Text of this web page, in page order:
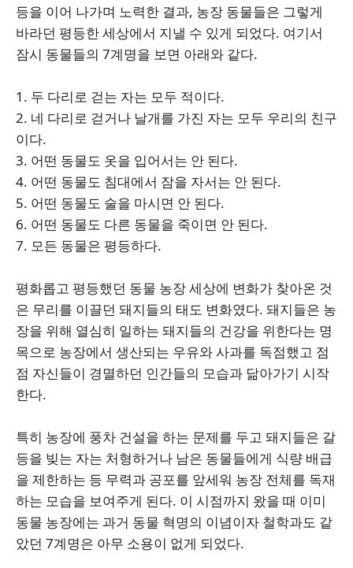
등을 이어 나가며 노력한 결과, 농장 동물들은 그렇게
바라던 평등한 세상에서 지낼 수 있게 되었다. 여기서
잠시 동물들의 7계명을 보면 아래와 같다.
1. 두 다리로 걷는 자는 모두 적이다.
2. 네 다리로 걷거나 날개를 가진 자는 모두 우리의 친구
이다.
3. 어떤 동물도 옷을 입어서는 안 된다.
4. 어떤 동물도 침대에서 잠을 자서는 안 된다.
5. 어떤 동물도 술을 마시면 안 된다.
6. 어떤 동물도 다른 동물을 죽이면 안 된다.
7. 모든 동물은 평등하다.
평화롭고 평등했던 동물 농장 세상에 변화가 찾아온 것
은 무리를 이끌던 돼지들의 태도 변화였다. 돼지들은 농
장을 위해 열심히 일하는 돼지들의 건강을 위한다는 명
목으로 농장에서 생산되는 우유와 사과를 독점했고 점
점 자신들이 경멸하던 인간들의 모습과 닮아가기 시작
한다.
특히 농장에 풍차 건설을 하는 문제를 두고 돼지들은 갈
등을 빚는 자는 처형하거나 남은 동물들에게 식량 배급
을 제한하는 등 무력과 공포를 앞세워 농장 전체를 독재
하는 모습을 보여주게 된다. 이 시점까지 왔을 때 이미
동물 농장에는 과거 동물 혁명의 이념이자 철학과도 같
았던 7계명은 아무 소용이 없게 되었다.